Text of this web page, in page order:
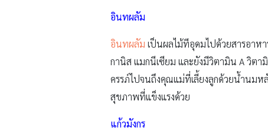
อินทผลัม
อินทผลัม เป็นผลไม้ทีอุดมไปด้วยสารอาห
กานิส แมกนีเซียม และยังมีวิตามิน A วิต
ครรภ์ไปจนถึงคุณแม่ที่เลี้ยงลูกด้วยน้ำนม
สุขภาพที่แข็งแรงด้วย
แก้วมังกร